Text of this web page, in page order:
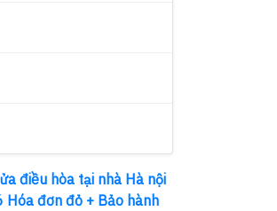
điều hòa tại nhà Hà nội
Hóa đơn đỏ + Bảo hành